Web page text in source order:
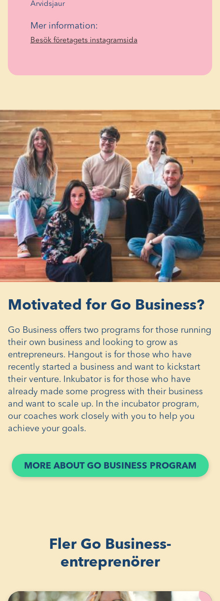
Arvidsjaur
Mer information:
Besök företagets instagramsida(Opens
new
Motivated for Go Business?
Go Business offers two programs for those running
their own business and looking to grow as
entrepreneurs. Hangout is for those who have
recently started a business and want to kickstart
their venture. Inkubator is for those who have
already made some progress with their business
and want to scale up. In the incubator program,
our coaches work closely with you to help you
achieve your goals.
MORE ABOUT GO BUSINESS PROGRAM
I
Fler Go Business-
entreprenörer